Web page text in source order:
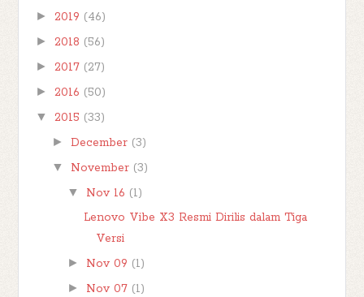
► 2019 (46)
► 2018 (56)
► 2017 (27)
► 2016 (50)
▼ 2015 (33)
► December (3)
▼ November (3)
▼ Nov 16 (1)
Lenovo Vibe X3 Resmi Dirilis dalam Tiga
Versi
► Nov 09 (1)
► Nov 07 (1)